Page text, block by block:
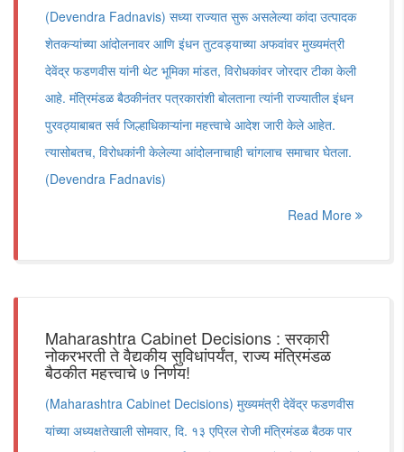
(Devendra Fadnavis) सध्या राज्यात सुरू असलेल्या कांदा उत्पादक
शेतकऱ्यांच्या आंदोलनावर आणि इंधन तुटवड्याच्या अफवांवर मुख्यमंत्री
देवेंद्र फडणवीस यांनी थेट भूमिका मांडत, विरोधकांवर जोरदार टीका केली
आहे. मंत्रिमंडळ बैठकीनंतर पत्रकारांशी बोलताना त्यांनी राज्यातील इंधन
पुरवठ्याबाबत सर्व जिल्हाधिकाऱ्यांना महत्त्वाचे आदेश जारी केले आहेत.
त्यासोबतच, विरोधकांनी केलेल्या आंदोलनाचाही चांगलाच समाचार घेतला.
(Devendra Fadnavis)
Read More
Maharashtra Cabinet Decisions : सरकारी
नोकरभरती ते वैद्यकीय सुविधांपर्यंत, राज्य मंत्रिमंडळ
बैठकीत महत्त्वाचे ७ निर्णय!
(Maharashtra Cabinet Decisions) मुख्यमंत्री देवेंद्र फडणवीस
यांच्या अध्यक्षतेखाली सोमवार, दि. १३ एप्रिल रोजी मंत्रिमंडळ बैठक पार